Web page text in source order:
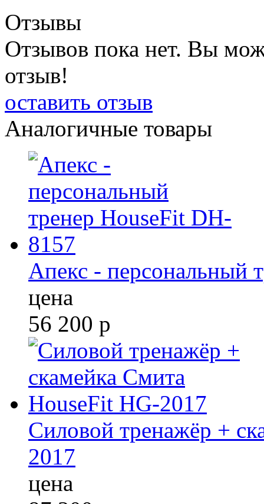
Отзывы
Отзывов пока нет. Вы
отзыв!
оставить отзыв
Аналогичные товары
Апекс - персональный
цена
56 200 р
Силовой тренажёр +
2017
цена